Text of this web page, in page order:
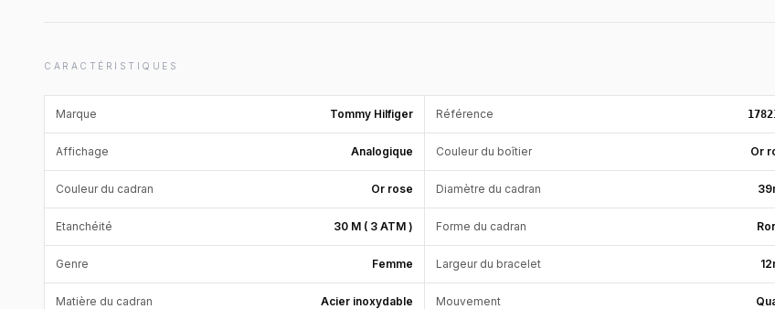
CARACTÉRISTIQUES
Marque Tommy Hilfiger Référence
Affichage Analogique Couleur du boîtier Or
Couleur du cadran Or rose Diamètre du cadran
Etanchéité 30 M ( 3 ATM ) Forme du cadran
Genre Femme Largeur du bracelet
Matière du cadran Acier inoxydable Mouvement